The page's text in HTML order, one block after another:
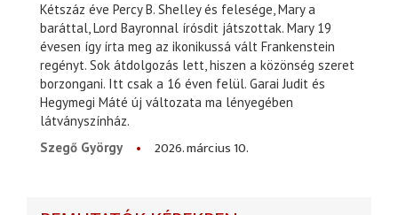
Kétszáz éve Percy B. Shelley és felesége, Mary a
baráttal, Lord Bayronnal írósdit játszottak. Mary 19
évesen így írta meg az ikonikussá vált Frankenstein
regényt. Sok átdolgozás lett, hiszen a közönség szeret
borzongani. Itt csak a 16 éven felül. Garai Judit és
Hegymegi Máté új változata ma lényegében
látványszínház.
Szegő György
2026. március 10.